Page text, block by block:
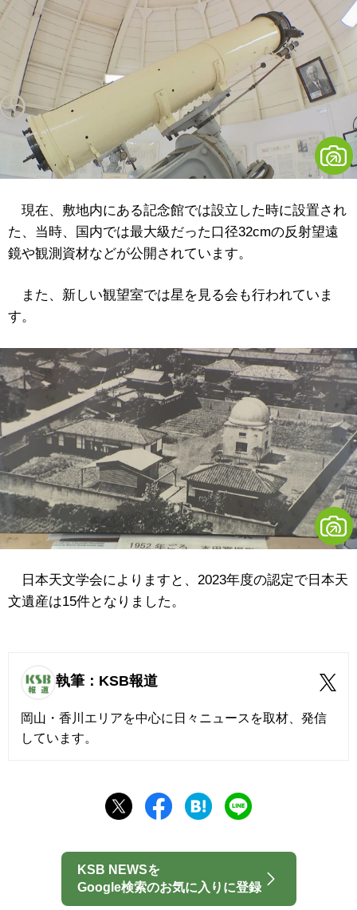
現在、敷地内にある記念館では設立した時に設置され
た、当時、国内では最大級だった口径32cmの反射望遠
鏡や観測資材などが公開されています。
また、新しい観望室では星を見る会も行われていま
す。
日本天文学会によりますと、2023年度の認定で日本天
文遺産は15件となりました。
執筆：KSB報道
岡山・香川エリアを中心に日々ニュースを取材、発信
しています。
KSB NEWSを
Google検索のお気に入りに登録